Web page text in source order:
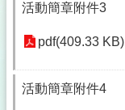
活動簡章附件3
pdf(409.33 KB)
活動簡章附件4